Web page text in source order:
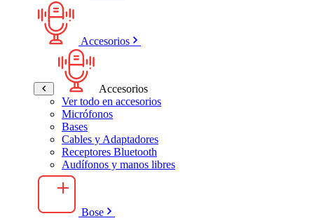
Accesorios
Accesorios
Ver todo en accesorios
Micrófonos
Bases
Cables y Adaptadores
Receptores Bluetooth
Audífonos y manos libres
Bose